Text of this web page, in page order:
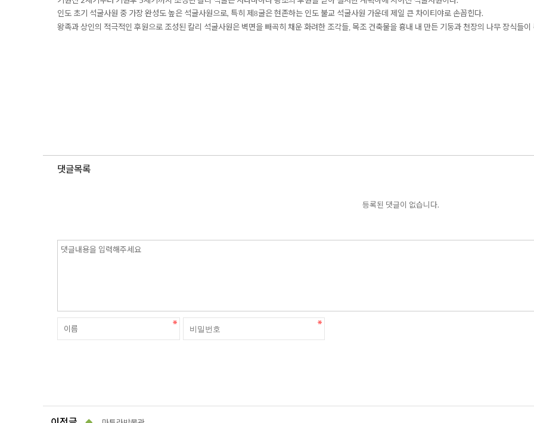
인도 초기 석굴사원 중 가장 완성도 높은 석굴사원으로, 특히 제 8굴은현존하는 인도 불교 석굴사원 가운데 제일 큰 차이티야로 손꼽힌다.
왕족과 상인의 적극적인 후원으로 조성된 칼리 석굴사원은 벽면을 빼곡히 채운 화려한 조각들, 목조 건축물을 흉내 내 만든 기둥과 천장의 나무 장식들이
댓글목록
등록된 댓글이 없습니다.